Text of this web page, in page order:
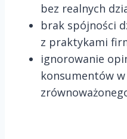
bez realnych
brak spójności
z praktykami
ignorowanie
konsumentów